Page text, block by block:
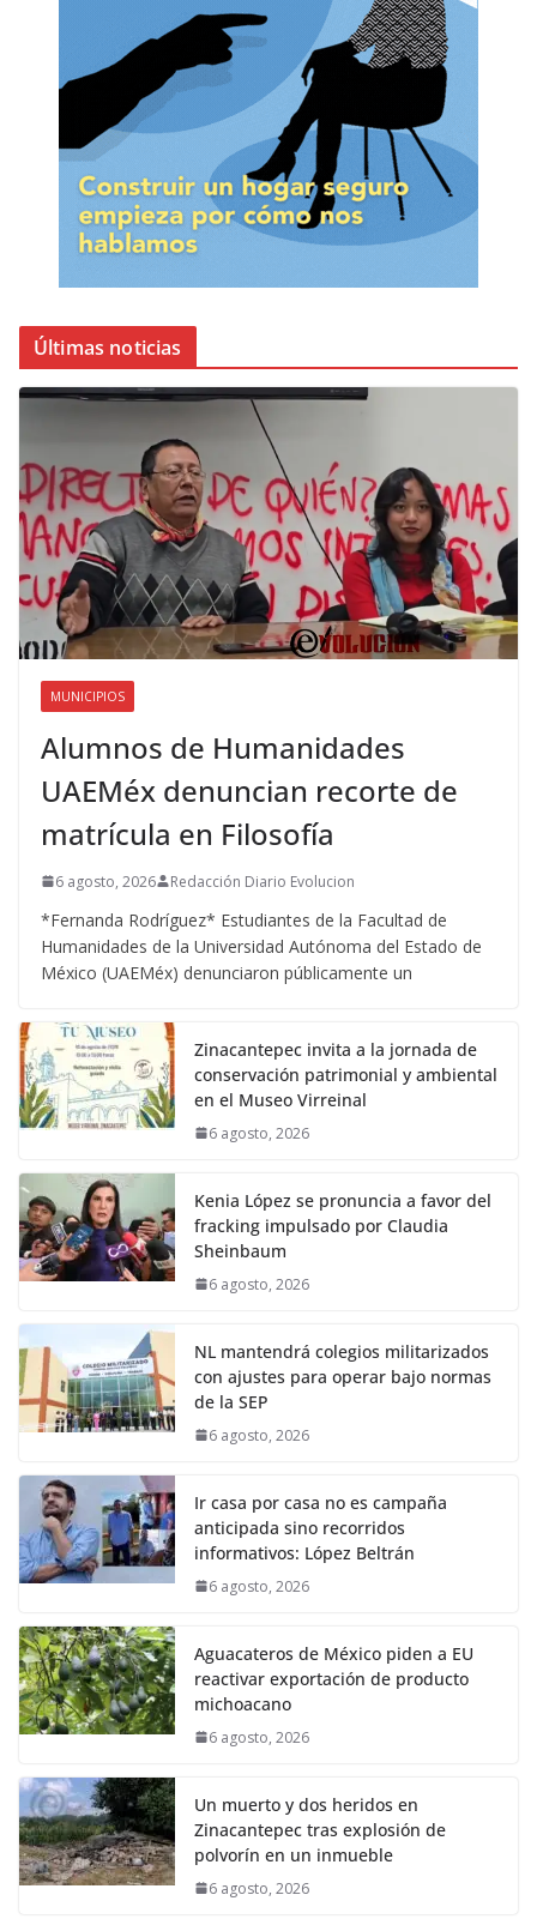
Últimas noticias
MUNICIPIOS
Alumnos de Humanidades
UAEMéx denuncian recorte de
matrícula en Filosofía
6 agosto, 2026 Redacción Diario Evolucion
*Fernanda Rodríguez* Estudiantes de la Facultad de
Humanidades de la Universidad Autónoma del Estado de
México (UAEMéx) denunciaron públicamente un
Zinacantepec invita a la jornada de
conservación patrimonial y ambiental
en el Museo Virreinal
6 agosto, 2026
Kenia López se pronuncia a favor del
fracking impulsado por Claudia
Sheinbaum
6 agosto, 2026
NL mantendrá colegios militarizados
con ajustes para operar bajo normas
de la SEP
6 agosto, 2026
Ir casa por casa no es campaña
anticipada sino recorridos
informativos: López Beltrán
6 agosto, 2026
Aguacateros de México piden a EU
reactivar exportación de producto
michoacano
6 agosto, 2026
Un muerto y dos heridos en
Zinacantepec tras explosión de
polvorín en un inmueble
6 agosto, 2026